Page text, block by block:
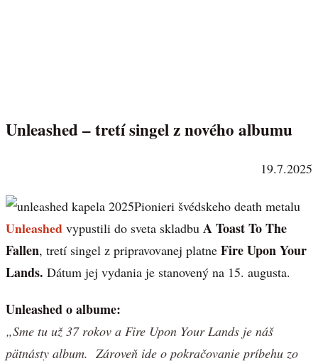
Unleashed – tretí singel z nového albumu
19.7.2025
Pionieri švédskeho death metalu
Unleashed vypustili do sveta skladbu A Toast To The
Fallen, tretí singel z pripravovanej platne Fire Upon Your
Lands. Dátum jej vydania je stanovený na 15. augusta.
Unleashed o albume:
„Sme tu už 37 rokov a Fire Upon Your Lands je náš
pätnásty album. Zároveň ide o pokračovanie príbehu zo